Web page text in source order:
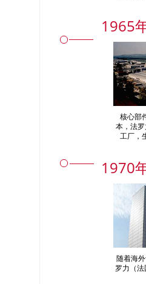
1965
核心部
本，法
工厂，
1970
随着海
罗力（